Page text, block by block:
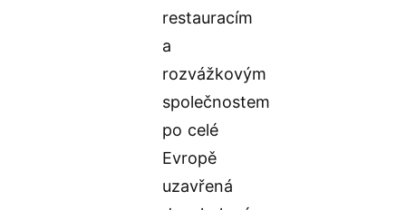
restauracím
a
rozvážkovým
společnostem
po celé
Evropě
uzavřená